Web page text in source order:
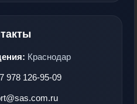
Краснодар
978 126-95-09